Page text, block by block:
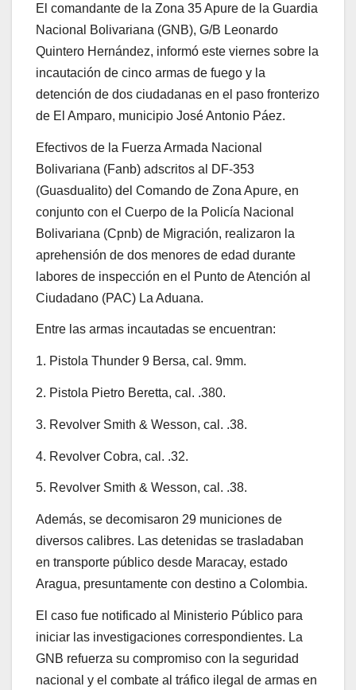
El comandante de la Zona 35 Apure de la Guardia
Nacional Bolivariana (GNB), G/B Leonardo
Quintero Hernández, informó este viernes sobre la
incautación de cinco armas de fuego y la
detención de dos ciudadanas en el paso fronterizo
de El Amparo, municipio José Antonio Páez.
Efectivos de la Fuerza Armada Nacional
Bolivariana (Fanb) adscritos al DF-353
(Guasdualito) del Comando de Zona Apure, en
conjunto con el Cuerpo de la Policía Nacional
Bolivariana (Cpnb) de Migración, realizaron la
aprehensión de dos menores de edad durante
labores de inspección en el Punto de Atención al
Ciudadano (PAC) La Aduana.
Entre las armas incautadas se encuentran:
1. Pistola Thunder 9 Bersa, cal. 9mm.
2. Pistola Pietro Beretta, cal. .380.
3. Revolver Smith & Wesson, cal. .38.
4. Revolver Cobra, cal. .32.
5. Revolver Smith & Wesson, cal. .38.
Además, se decomisaron 29 municiones de
diversos calibres. Las detenidas se trasladaban
en transporte público desde Maracay, estado
Aragua, presuntamente con destino a Colombia.
El caso fue notificado al Ministerio Público para
iniciar las investigaciones correspondientes. La
GNB refuerza su compromiso con la seguridad
nacional y el combate al tráfico ilegal de armas en